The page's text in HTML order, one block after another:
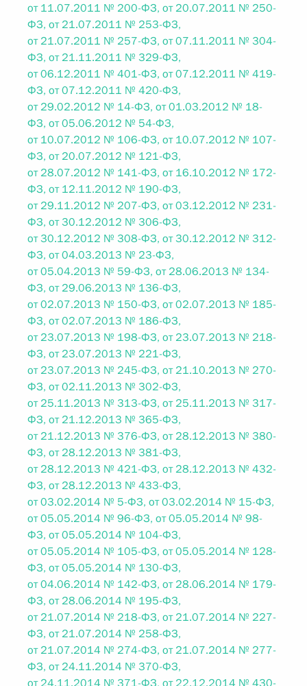
от 11.07.2011 № 200-ФЗ, от 20.07.2011 № 250-
ФЗ, от 21.07.2011 № 253-ФЗ,
от 21.07.2011 № 257-ФЗ, от 07.11.2011 № 304-
ФЗ, от 21.11.2011 № 329-ФЗ,
от 06.12.2011 № 401-ФЗ, от 07.12.2011 № 419-
ФЗ, от 07.12.2011 № 420-ФЗ,
от 29.02.2012 № 14-ФЗ, от 01.03.2012 № 18-
ФЗ, от 05.06.2012 № 54-ФЗ,
от 10.07.2012 № 106-ФЗ, от 10.07.2012 № 107-
ФЗ, от 20.07.2012 № 121-ФЗ,
от 28.07.2012 № 141-ФЗ, от 16.10.2012 № 172-
ФЗ, от 12.11.2012 № 190-ФЗ,
от 29.11.2012 № 207-ФЗ, от 03.12.2012 № 231-
ФЗ, от 30.12.2012 № 306-ФЗ,
от 30.12.2012 № 308-ФЗ, от 30.12.2012 № 312-
ФЗ, от 04.03.2013 № 23-ФЗ,
от 05.04.2013 № 59-ФЗ, от 28.06.2013 № 134-
ФЗ, от 29.06.2013 № 136-ФЗ,
от 02.07.2013 № 150-ФЗ, от 02.07.2013 № 185-
ФЗ, от 02.07.2013 № 186-ФЗ,
от 23.07.2013 № 198-ФЗ, от 23.07.2013 № 218-
ФЗ, от 23.07.2013 № 221-ФЗ,
от 23.07.2013 № 245-ФЗ, от 21.10.2013 № 270-
ФЗ, от 02.11.2013 № 302-ФЗ,
от 25.11.2013 № 313-ФЗ, от 25.11.2013 № 317-
ФЗ, от 21.12.2013 № 365-ФЗ,
от 21.12.2013 № 376-ФЗ, от 28.12.2013 № 380-
ФЗ, от 28.12.2013 № 381-ФЗ,
от 28.12.2013 № 421-ФЗ, от 28.12.2013 № 432-
ФЗ, от 28.12.2013 № 433-ФЗ,
от 03.02.2014 № 5-ФЗ, от 03.02.2014 № 15-ФЗ,
от 05.05.2014 № 96-ФЗ, от 05.05.2014 № 98-
ФЗ, от 05.05.2014 № 104-ФЗ,
от 05.05.2014 № 105-ФЗ, от 05.05.2014 № 128-
ФЗ, от 05.05.2014 № 130-ФЗ,
от 04.06.2014 № 142-ФЗ, от 28.06.2014 № 179-
ФЗ, от 28.06.2014 № 195-ФЗ,
от 21.07.2014 № 218-ФЗ, от 21.07.2014 № 227-
ФЗ, от 21.07.2014 № 258-ФЗ,
от 21.07.2014 № 274-ФЗ, от 21.07.2014 № 277-
ФЗ, от 24.11.2014 № 370-ФЗ,